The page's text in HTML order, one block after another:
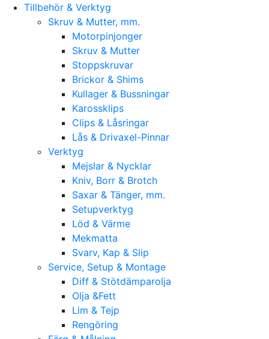
Tillbehör & Verktyg
Skruv & Mutter, mm.
Motorpinjonger
Skruv & Mutter
Stoppskruvar
Brickor & Shims
Kullager & Bussningar
Karossklips
Clips & Låsringar
Lås & Drivaxel-Pinnar
Verktyg
Mejslar & Nycklar
Kniv, Borr & Brotch
Saxar & Tänger, mm.
Setupverktyg
Löd & Värme
Mekmatta
Svarv, Kap & Slip
Service, Setup & Montage
Diff & Stötdämparolja
Olja &Fett
Lim & Tejp
Rengöring